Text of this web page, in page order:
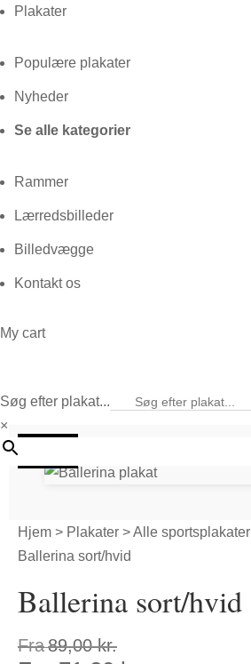
Plakater
Populære plakater
Nyheder
Se alle kategorier
Rammer
Lærredsbilleder
Billedvægge
Kontakt os
My cart
Søg efter plakat...
×
Hjem > Plakater >Alle sportsplakater
Ballerina sort/hvid
Ballerina sort/hvid
Fra89,00kr.